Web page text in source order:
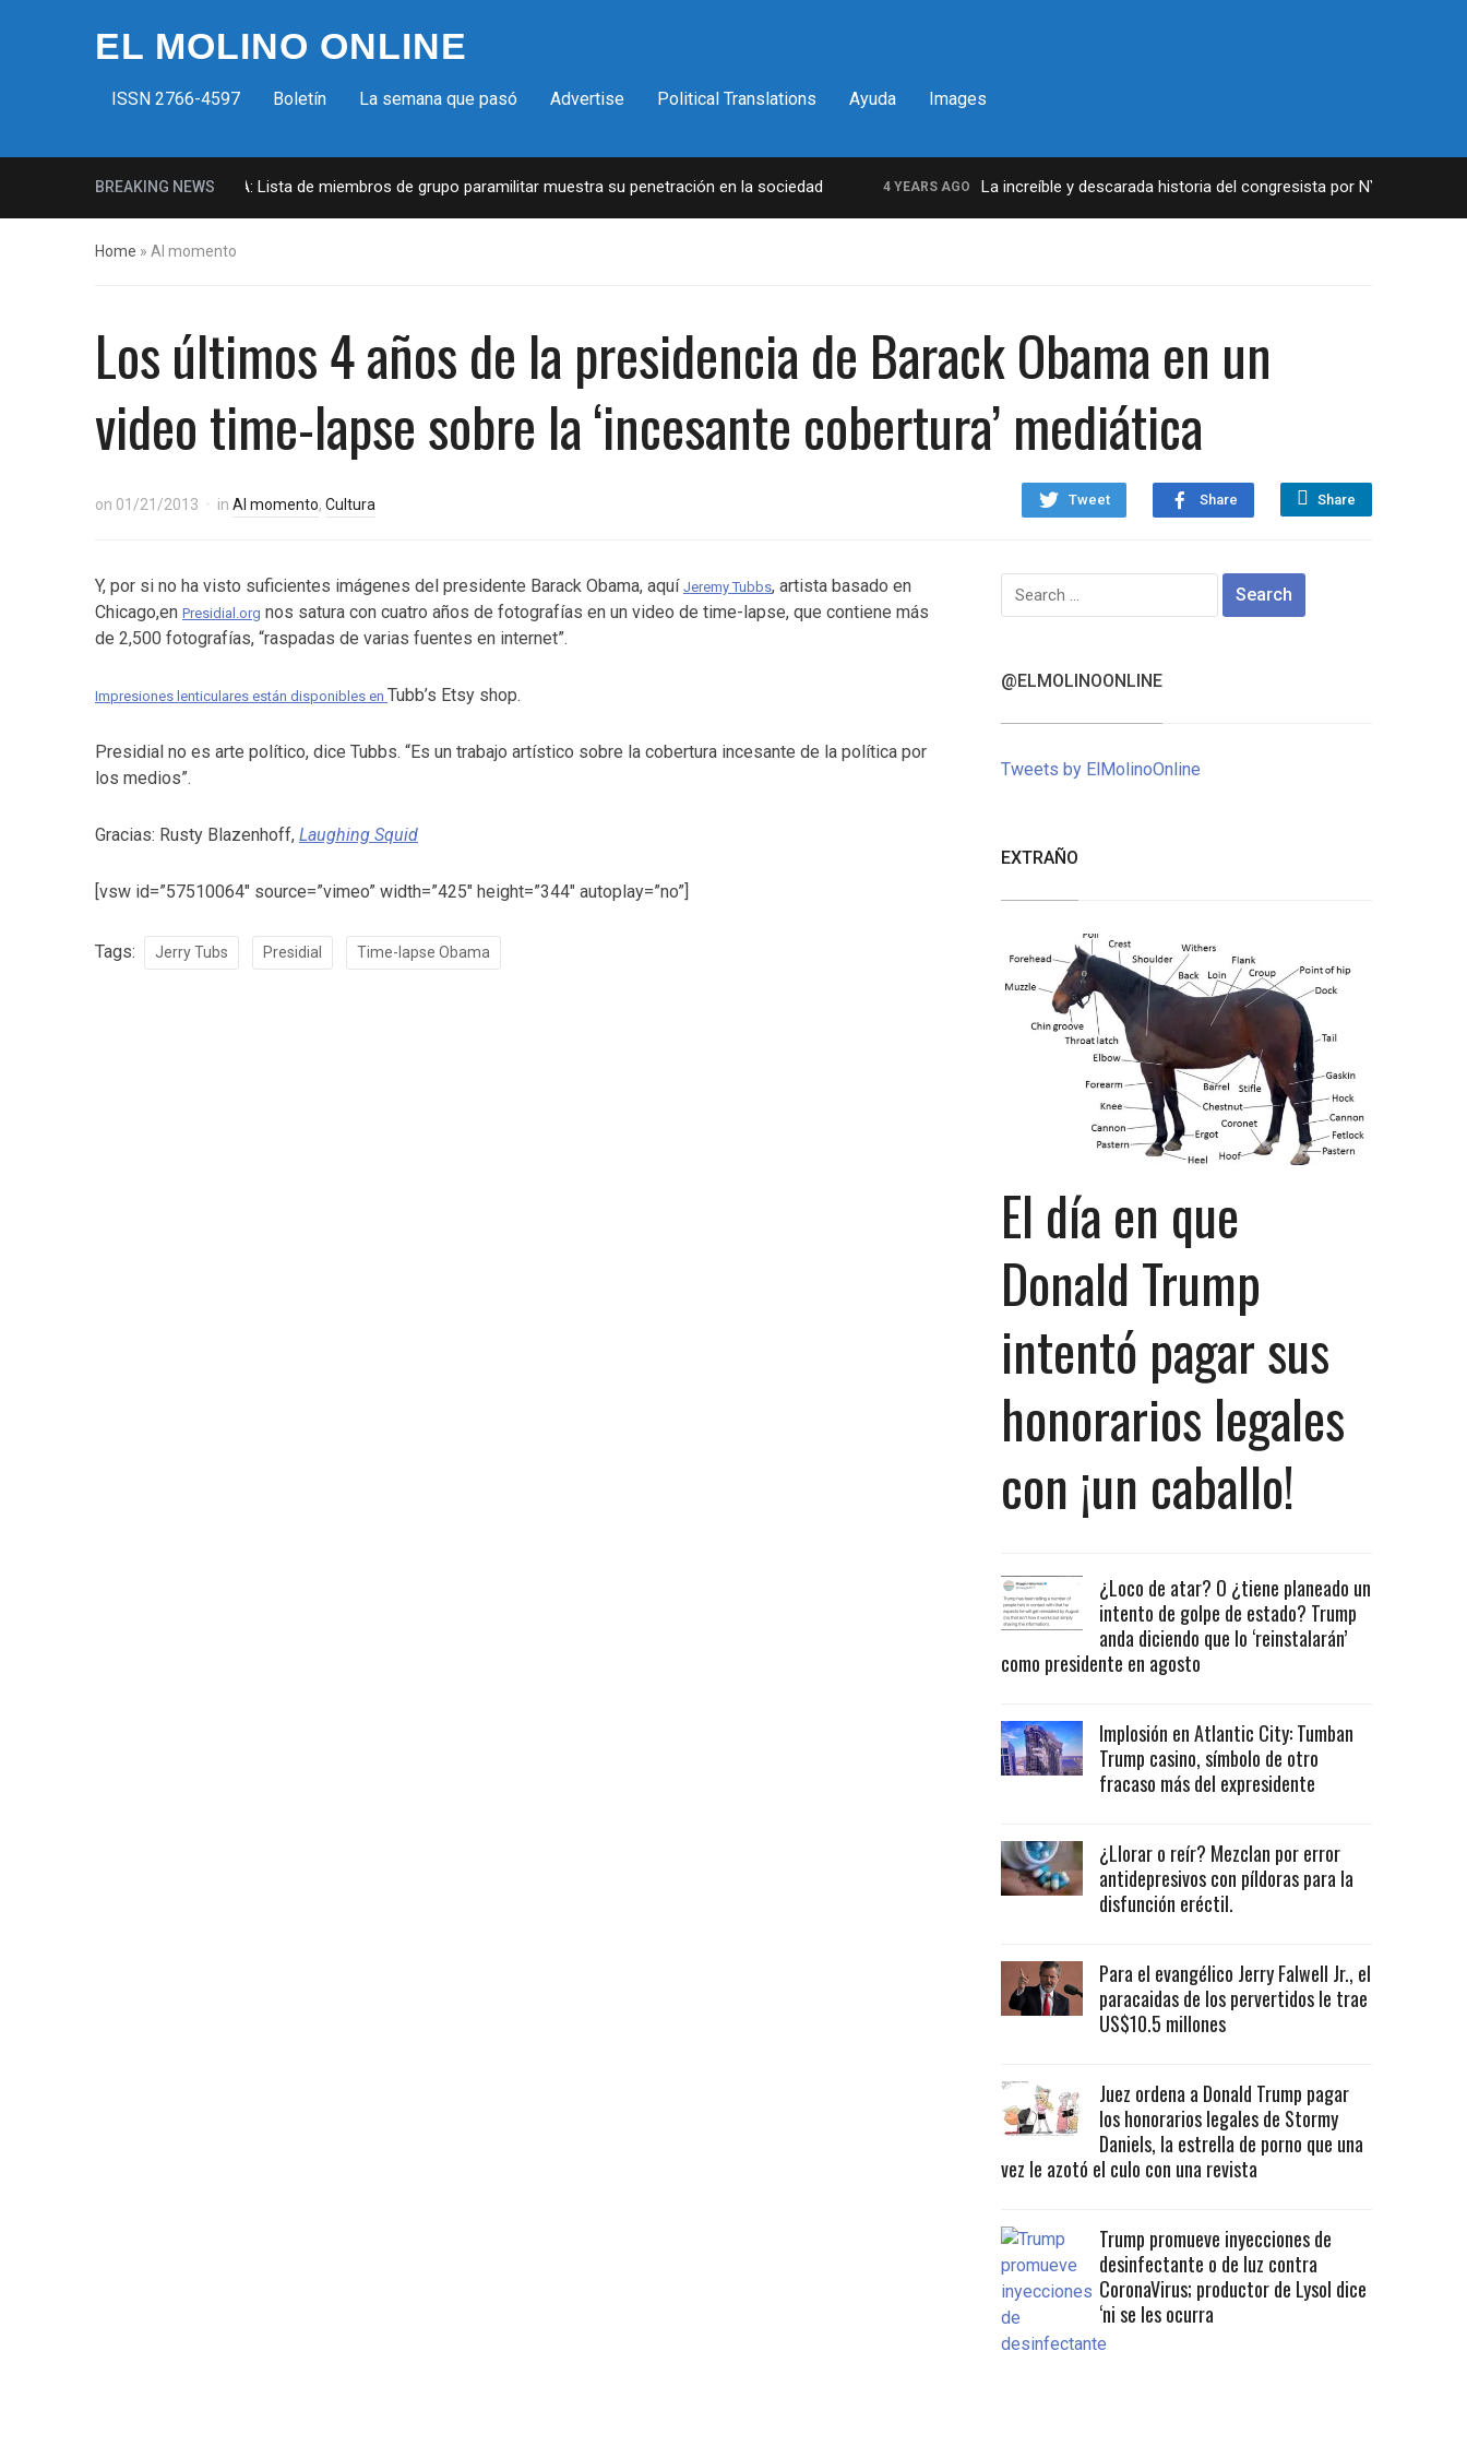
EL MOLINO ONLINE
ISSN 2766-4597 Boletín La semana que pasó Advertise Political Translations Ayuda Images
BREAKING NEWS
Milicias fascistas en EUA: Lista de miembros de grupo paramilitar muestra su penetración en la sociedad 4 YEARS AGO La increíble y descarada historia del congresista por NY George
Home » Al momento
Los últimos 4 años de la presidencia de Barack Obama en un
video time-lapse sobre la ‘incesante cobertura’ mediática
Tweet Share Share
on 01/21/2013 in Al momento, Cultura
Y, por si no ha visto suficientes imágenes del presidente Barack Obama, aquí Jeremy Tubbs, artista basado en
Chicago,en Presidial.org nos satura con cuatro años de fotografías en un video de time-lapse, que contiene más
de 2,500 fotografías, “raspadas de varias fuentes en internet”.
Impresiones lenticulares están disponibles en Tubb’s Etsy shop.
Presidial no es arte político, dice Tubbs. “Es un trabajo artístico sobre la cobertura incesante de la política por
los medios”.
Gracias: Rusty Blazenhoff, Laughing Squid
[vsw id=”57510064″ source=”vimeo” width=”425″ height=”344″ autoplay=”no”]
Tags: Jerry Tubs Presidial Time-lapse Obama
Search
for:
@ELMOLINOONLINE
Tweets by ElMolinoOnline
EXTRAÑO
El día en que
Donald Trump
intentó pagar sus
honorarios legales
con ¡un caballo!
¿Loco de atar? O ¿tiene planeado un
intento de golpe de estado? Trump
anda diciendo que lo ‘reinstalarán’
como presidente en agosto
Implosión en Atlantic City: Tumban
Trump casino, símbolo de otro
fracaso más del expresidente
¿Llorar o reír? Mezclan por error
antidepresivos con píldoras para la
disfunción eréctil.
Para el evangélico Jerry Falwell Jr., el
paracaidas de los pervertidos le trae
US$10.5 millones
Juez ordena a Donald Trump pagar
los honorarios legales de Stormy
Daniels, la estrella de porno que una
vez le azotó el culo con una revista
Trump promueve inyecciones de
desinfectante o de luz contra
CoronaVirus; productor de Lysol dice
‘ni se les ocurra